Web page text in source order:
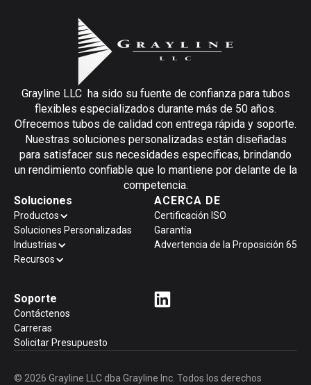
Grayline LLC ha sido su fuente de confianza para tubos
flexibles especializados durante más de 50 años.
Ofrecemos tubos de calidad con entrega rápida y soporte.
Nuestras soluciones personalizadas están diseñadas
para satisfacer sus necesidades específicas, brindando
un rendimiento confiable que lo mantiene por delante de la
competencia.
Soluciones
Productos
Soluciones Personalizadas
Industrias
Recursos
ACERCA DE
Certificación ISO
Garantía
Advertencia de la Proposición 65
Soporte
Contáctenos
Carreras
Solicitar Presupuesto
© 2026 Grayline LLC dba Grayline Inc. Todos los derechos